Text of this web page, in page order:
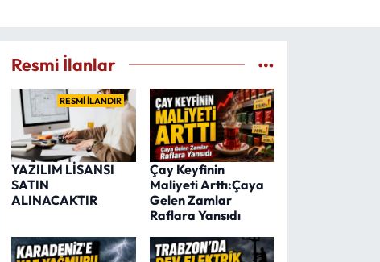
Resmi İlanlar
RESMİ İLANDIR
YAZILIM LİSANSI
SATIN
ALINACAKTIR
Çay Keyfinin
Maliyeti Arttı:Çaya
Gelen Zamlar
Raflara Yansıdı